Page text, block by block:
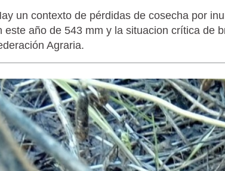
un contexto de pérdidas de cosecha por
este año de 543 mm y la situacion crítica de
Agraria.